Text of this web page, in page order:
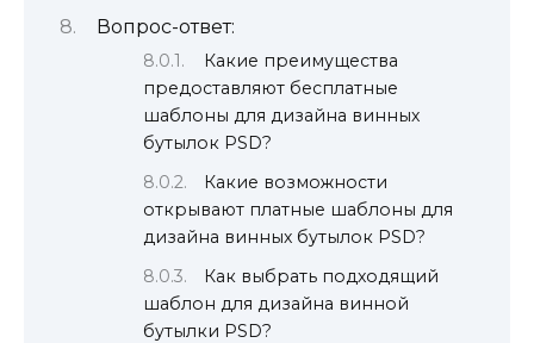
Вопрос-ответ:
Какие преимущества
предоставляют бесплатные
шаблоны для дизайна винных
бутылок PSD?
Какие возможности
открывают платные шаблоны для
дизайна винных бутылок PSD?
Как выбрать подходящий
шаблон для дизайна винной
бутылки PSD?